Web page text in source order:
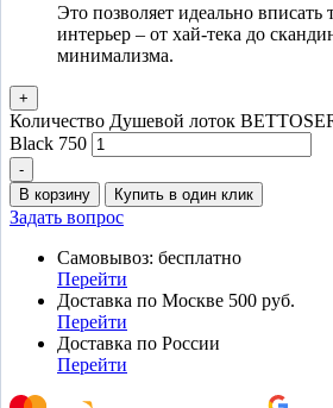
Это позволяет идеально вписать
интерьер – от хай-тека до
минимализма.
+
Количество Душевой лоток
Black 750
-
В корзину
Купить в один клик
Задать вопрос
Самовывоз: бесплатно
Перейти
Доставка по Москве 500 руб.
Перейти
Доставка по России
Перейти